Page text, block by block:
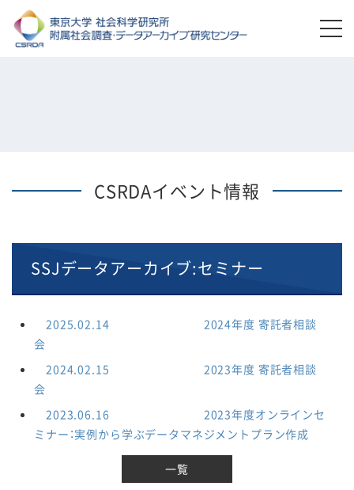
CSRDAイベント情報
SSJデータアーカイブ:セミナー
2025.02.14
2024年度 寄託者相談
会
2024.02.15
2023年度 寄託者相談
会
2023.06.16
2023年度オンラインセ
ミナー：実例から学ぶデータマネジメントプラン作成
一覧